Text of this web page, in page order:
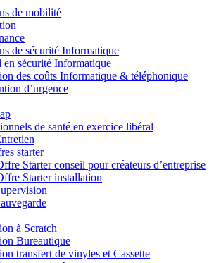
de mobilité
de sécurité Informatique
en sécurité Informatique
des coûts Informatique & téléphonique
d’urgence
de santé en exercice libéral
starter
Starter conseil pour créateurs d’entreprise
Starter installation
à Scratch
Bureautique
transfert de vinyles et Cassette